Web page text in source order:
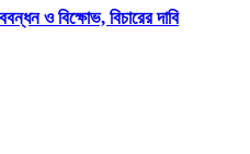
ও বিক্ষোভ, বিচারের দাবি